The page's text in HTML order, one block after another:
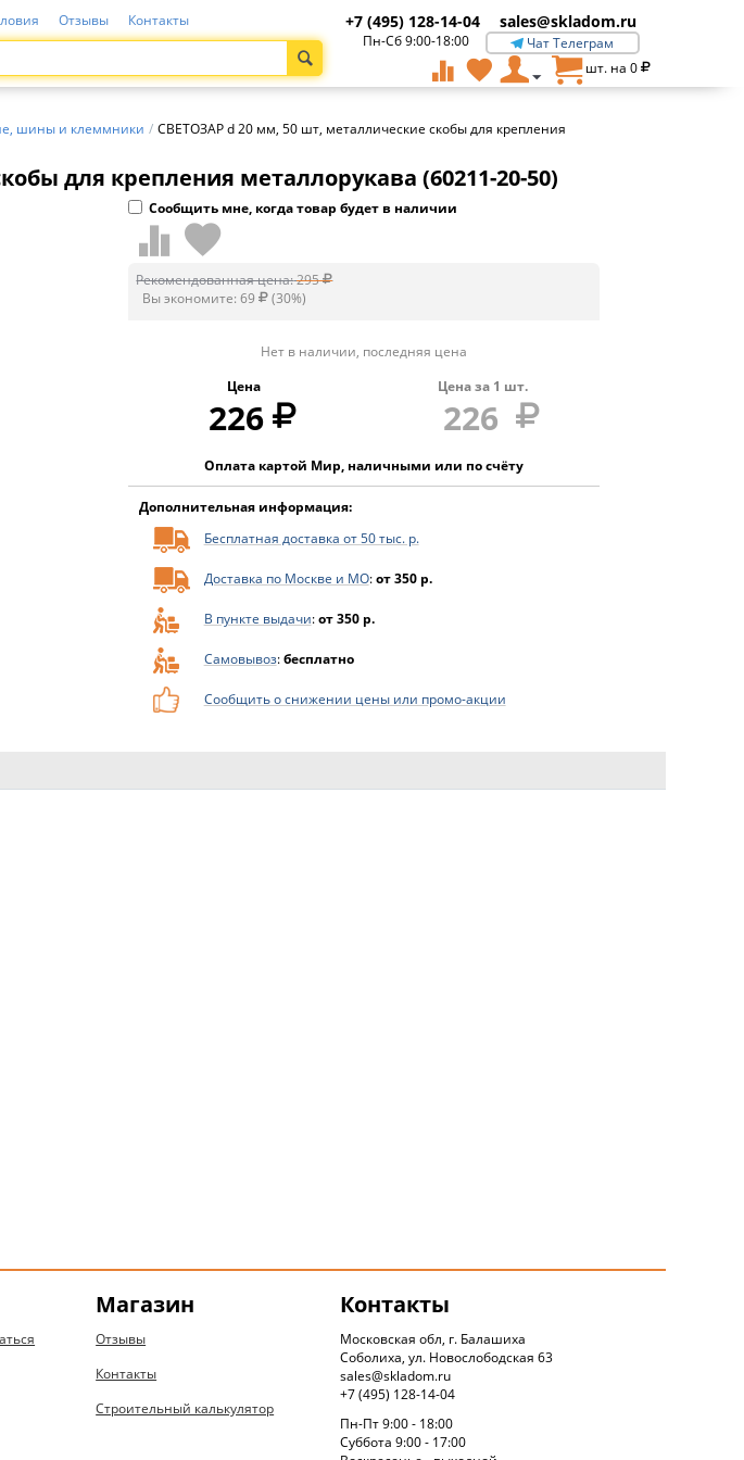
Отзывы Контакты +7 (495) 128-14-04 sales@skladom.ru
Пн-Сб 9:00-18:00
Чат Телеграм
шт. на 0
шины и клеммники / СВЕТОЗАР d 20 мм, 50 шт, металлические скобы для крепления
для крепления металлорукава (60211-20-50)
Сообщить мне, когда товар будет в наличии
Рекомендованная цена:295
Вы экономите:69 (30%)
Нет в наличии, последняя цена
Цена
226
Цена за 1 шт.
226
Оплата картой Мир, наличными или по счёту
Дополнительная информация:
Бесплатная доставка от 50 тыс. р.
Доставка по Москве и МО:от 350 р.
В пункте выдачи:от 350 р.
Самовывоз:бесплатно
Сообщить о снижении цены или промо-акции
Магазин
Отзывы
Контакты
Строительный калькулятор
Контакты
Московская обл, г. Балашиха
Соболиха, ул. Новослободская 63
sales@skladom.ru
+7 (495) 128-14-04
Пн-Пт 9:00 - 18:00
Суббота 9:00 - 17:00